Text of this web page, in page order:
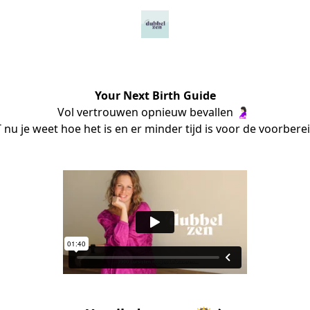
Your Next Birth Guide
Vol vertrouwen opnieuw bevallen 🤰🏻
nu je weet hoe het is en er minder tijd is voor de